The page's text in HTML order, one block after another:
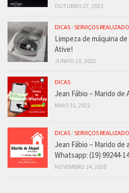
OUTUBRO 27, 2022
DICAS /SERVIÇOS
Limpeza de máquina
Ative!
JUNHO 23, 2022
DICAS
Jean Fábio – Marido de
MAIO 31, 2022
DICAS /SERVIÇOS
Jean Fábio – Marido de
Whatsapp: (19) 99244-
NOVEMBRO 24, 2020